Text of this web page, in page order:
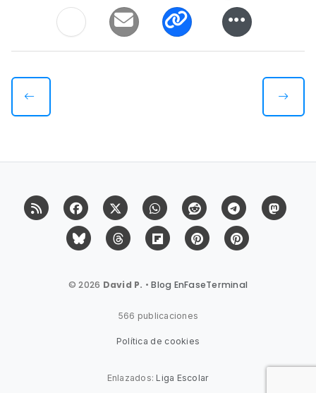
RSS FacebookX (Twitter)Whatsapp Reddit Telegram
Bluesky Threads Flipboard Pinterest
© 2026 David P. •Blog EnFaseTerminal
566 publicaciones
Política de cookies
Enlazados:Liga Escolar